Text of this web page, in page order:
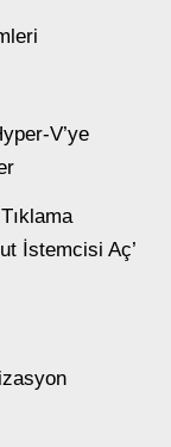
V’ye
İstemcisi Aç’